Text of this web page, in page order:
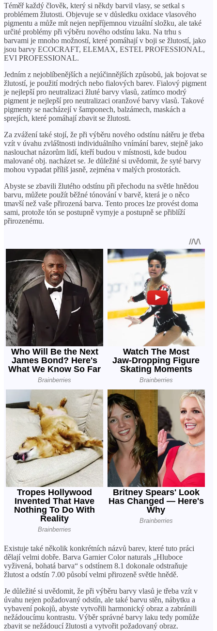
Téměř každý člověk, který si někdy barvil vlasy, se setkal s
problémem žlutosti. Objevuje se v důsledku oxidace vlasového
pigmentu a může mít nejen nepříjemnou vizuální složku, ale také
určité problémy při výběru nového odstínu laku. Na trhu s
barvami je mnoho možností, které pomáhají v boji se žlutostí, jako
jsou barvy ECOCRAFT, ELEMAX, ESTEL PROFESSIONAL,
EVI PROFESSIONAL.
Jedním z nejoblíbenějších a nejúčinnějších způsobů, jak bojovat se
žlutostí, je použití modrých nebo fialových barev. Fialový pigment
je nejlepší pro neutralizaci žluté barvy vlasů, zatímco modrý
pigment je nejlepší pro neutralizaci oranžové barvy vlasů. Takové
pigmenty se nacházejí v šamponech, balzámech, maskách a
sprejích, které pomáhají zbavit se žlutosti.
Za zvážení také stojí, že při výběru nového odstínu nátěru je třeba
vzít v úvahu zvláštnosti individuálního vnímání barev, stejně jako
naslouchat názorům lidí, kteří budou v místnosti, kde budou
malované obj. nacházet se. Je důležité si uvědomit, že syté barvy
mohou vypadat příliš jasně, zejména v malých prostorách.
Abyste se zbavili žlutého odstínu při přechodu na světle hnědou
barvu, můžete použít běžné tónování v barvě, která je o něco
tmavší než vaše přirozená barva. Tento proces lze provést doma
sami, protože tón se postupně vymyje a postupně se přiblíží
přirozenému.
Existuje také několik konkrétních názvů barev, které tuto práci
dělají velmi dobře. Barva Garnier Color naturals „Hluboce
vyživená, bohatá barva“ s odstínem 8.1 dokonale odstraňuje
žlutost a odstín 7.00 působí velmi přirozeně světle hnědě.
Je důležité si uvědomit, že při výběru barvy vlasů je třeba vzít v
úvahu nejen požadovaný odstín, ale také barvu stěn, nábytku a
vybavení pokojů, abyste vytvořili harmonický obraz a zabránili
nežádoucímu kontrastu. Výběr správné barvy laku tedy pomůže
zbavit se nežádoucí žlutosti a vytvořit požadovaný obraz.